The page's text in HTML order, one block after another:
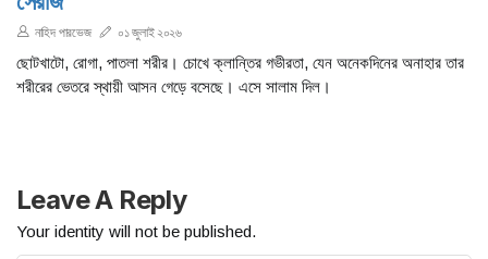
নাহিদ পারভেজ ০১ জুলাই ২০২৬
ছোটখাটো, রোগা, পাতলা শরীর। চোখে ক্লান্তির গভীরতা, যেন অনেকদিনের অনাহার তার
শরীরের ভেতরে স্থায়ী আসন গেড়ে বসেছে। এসে সালাম দিল।
Leave A Reply
Your identity will not be published.